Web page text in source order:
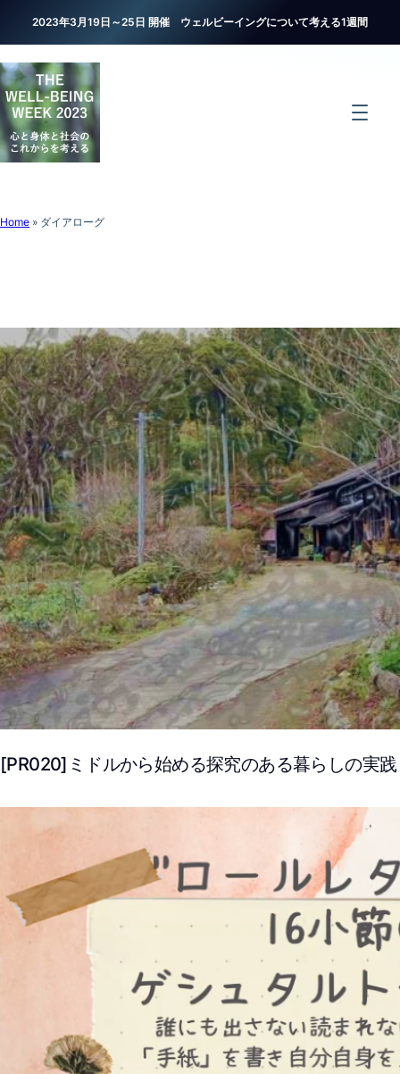
2023年3月19日～25日 開催 ウェルビーイングについて考える1週間
Home » ダイアローグ
[PR020]ミドルから始める探究のある暮らしの実